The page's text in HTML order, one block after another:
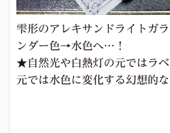
雫形のアレキサンドライトガ
ンダー色→水色へ…！
★自然光や白熱灯の元ではラ
元では水色に変化する幻想的